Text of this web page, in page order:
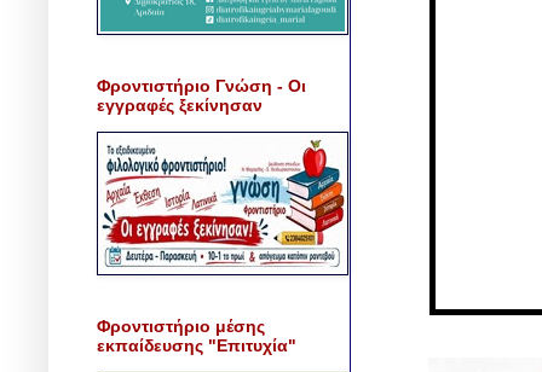
Φροντιστήριο Γνώση - Οι
εγγραφές ξεκίνησαν
Φροντιστήριο μέσης
εκπαίδευσης "Επιτυχία"